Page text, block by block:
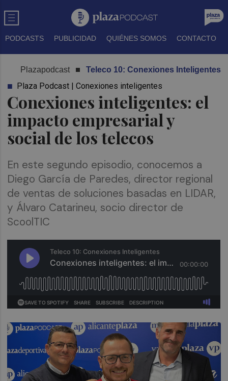
PODCASTS PUBLICIDAD QUIÉNES SOMOS CONTACTO
Plazapodcast Teleco 10: Conexiones Inteligentes
Conexiones inteligentes: el
impacto empresarial y
social de los telecos
Plaza Podcast | Conexiones inteligentes
En este segundo episodio, conocemos a
Diego García de Paredes, director regional
de ventas de soluciones basadas en LIDAR,
y Álvaro Catarineu, socio director de
ScoolTIC